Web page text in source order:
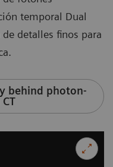
temporal Dual
detalles finos para
behind photon-